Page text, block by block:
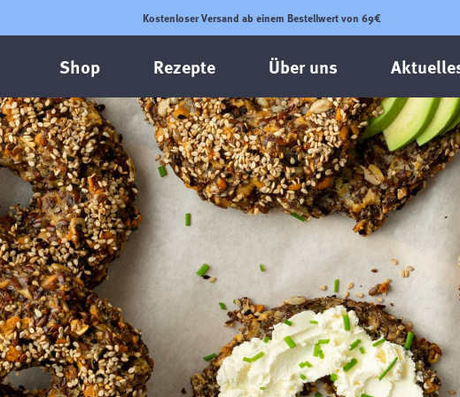
Kostenloser Versand ab einem Bestellwert von 69€
Shop Rezepte Über uns